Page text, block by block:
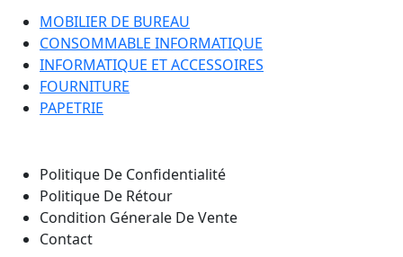
MOBILIER DE BUREAU
CONSOMMABLE INFORMATIQUE
INFORMATIQUE ET ACCESSOIRES
FOURNITURE
PAPETRIE
Politique De Confidentialité
Politique De Rétour
Condition Génerale De Vente
Contact